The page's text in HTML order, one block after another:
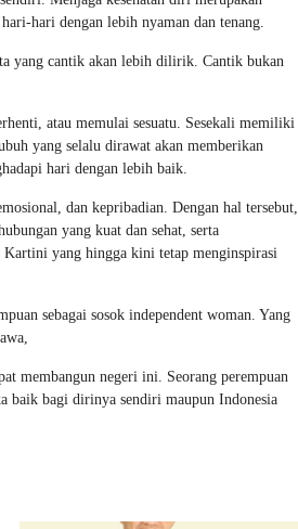
hari dengan lebih nyaman dan tenang.
yang cantik akan lebih dilirik. Cantik bukan
atau memulai sesuatu. Sesekali memiliki
yang selalu dirawat akan memberikan
hari dengan lebih baik.
dan kepribadian. Dengan hal tersebut,
yang kuat dan sehat, serta
yang hingga kini tetap menginspirasi
sebagai sosok independent woman. Yang
membangun negeri ini. Seorang perempuan
baik bagi dirinya sendiri maupun Indonesia